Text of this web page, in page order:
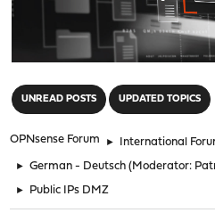
UNREAD POSTS UPDATED TOPICS
OPNsense Forum ► International
► German - Deutsch (Moderator:
► Public IPs DMZ